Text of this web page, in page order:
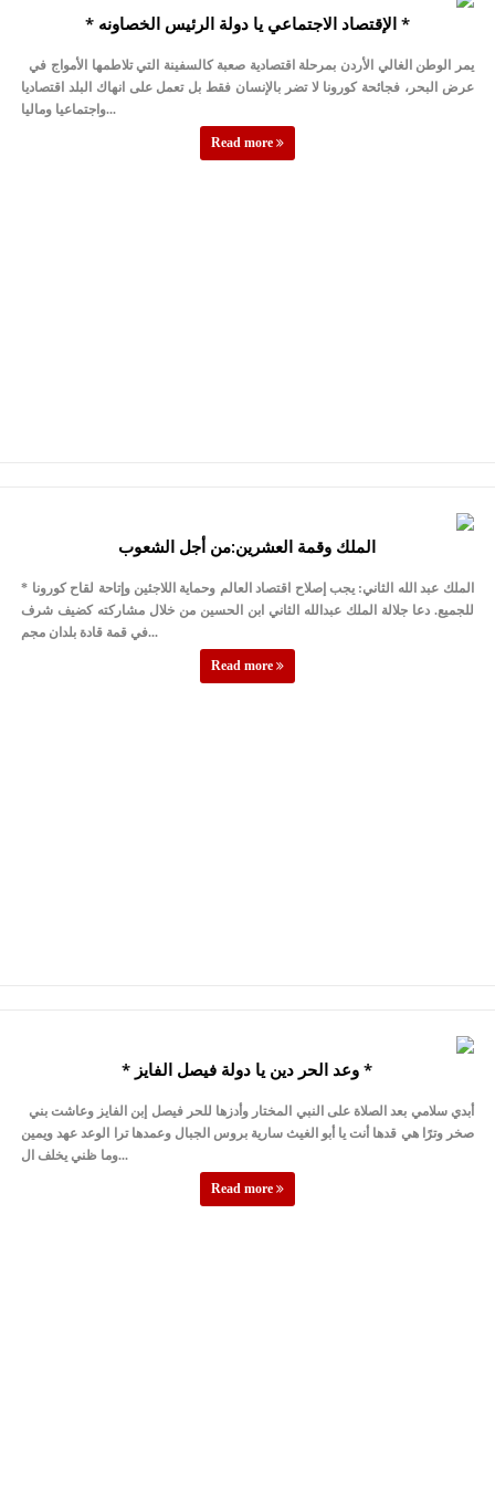
* الإقتصاد الاجتماعي يا دولة الرئيس الخصاونه *
عرض البحر، فجائحة كورونا لا تضر بالإنسان فقط بل تعمل على انهاك البلد اقتصاديا
واجتماعيا وماليا...
Read more
الملك وقمة العشرين:من أجل الشعوب
* الملك عبد الله الثاني: يجب إصلاح اقتصاد العالم وحماية اللاجئين وإتاحة لقاح كورونا
للجميع. دعا جلالة الملك عبدالله الثاني ابن الحسين من خلال مشاركته كضيف شرف
في قمة قادة بلدان مجم...
Read more
* وعد الحر دين يا دولة فيصل الفايز *
صخر وترًا هي قدها أنت يا أبو الغيث سارية بروس الجبال وعمدها ترا الوعد عهد ويمين
وما ظني يخلف ال...
Read more